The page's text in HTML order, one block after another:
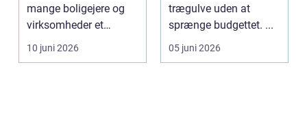
mange boligejere og
virksomheder et
søgeord, der duk...
10 juni 2026
trægulve uden at
sprænge budgettet. ...
05 juni 2026